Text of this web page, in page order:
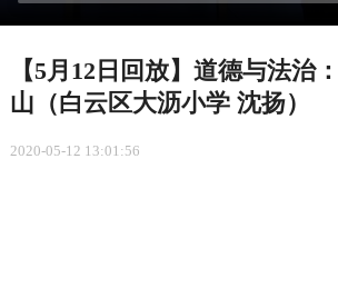
【5月12日回放】道德与法治
山（白云区大沥小学 沈扬）
2020-05-12 13:01:56